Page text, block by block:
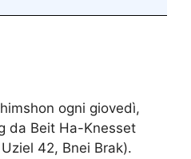
ogni giovedì,
da Beit Ha-Knesset
42, Bnei Brak).